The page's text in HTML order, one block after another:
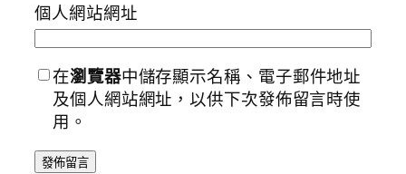
個人網站網址
在瀏覽器中儲存顯示名稱、電子郵件地址
及個人網站網址，以供下次發佈留言時使
用。